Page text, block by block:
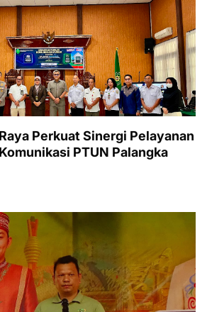
Perkuat Sinergi Pelayanan
PTUN Palangka